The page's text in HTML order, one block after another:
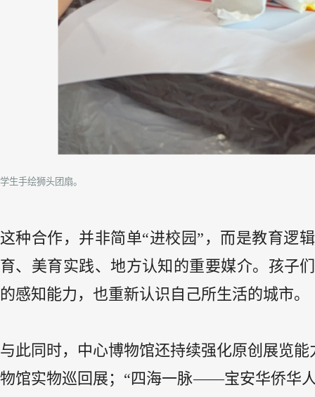
学生手绘狮头团扇。
这种合作，并非简单“进校园”，而是教育逻
育、美育实践、地方认知的重要媒介。孩子
的感知能力，也重新认识自己所生活的城市。
与此同时，中心博物馆还持续强化原创展览
物馆实物巡回展；“四海一脉——宝安华侨华